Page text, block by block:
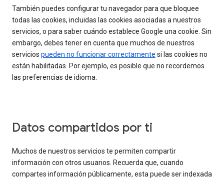
También puedes configurar tu navegador para que bloquee
todas las cookies, incluidas las cookies asociadas a nuestros
servicios, o para saber cuándo establece Google una cookie. Sin
embargo, debes tener en cuenta que muchos de nuestros
servicios pueden no funcionar correctamente si las cookies no
están habilitadas. Por ejemplo, es posible que no recordemos
las preferencias de idioma.
Datos compartidos por ti
Muchos de nuestros servicios te permiten compartir
información con otros usuarios. Recuerda que, cuando
compartes información públicamente, esta puede ser indexada